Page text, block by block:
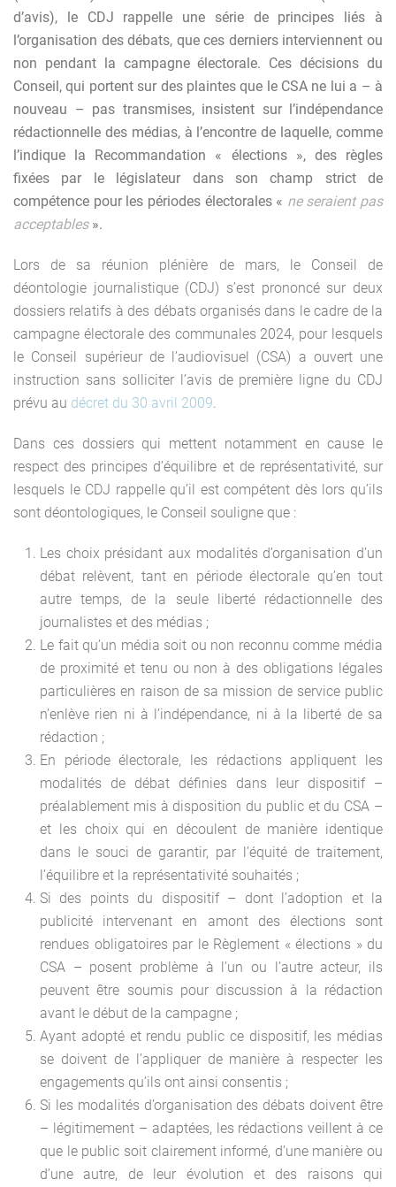
d’avis), le CDJ rappelle une série de principes liés à
l’organisation des débats, que ces derniers interviennent ou
non pendant la campagne électorale. Ces décisions du
Conseil, qui portent sur des plaintes que le CSA ne lui a – à
nouveau – pas transmises, insistent sur l’indépendance
rédactionnelle des médias, à l’encontre de laquelle, comme
l’indique la Recommandation « élections », des règles
fixées par le législateur dans son champ strict de
compétence pour les périodes électorales « ne seraient pas
acceptables».
Lors de sa réunion plénière de mars, le Conseil de
déontologie journalistique (CDJ) s’est prononcé sur deux
dossiers relatifs à des débats organisés dans le cadre de la
campagne électorale des communales 2024, pour lesquels
le Conseil supérieur de l’audiovisuel (CSA) a ouvert une
instruction sans solliciter l’avis de première ligne du CDJ
prévu au décret du 30 avril 2009
Dans ces dossiers qui mettent notamment en cause le
respect des principes d’équilibre et de représentativité, sur
lesquels le CDJ rappelle qu’il est compétent dès lors qu’ils
sont déontologiques, le Conseil souligne que :
Les choix présidant aux modalités d’organisation d’un
débat relèvent, tant en période électorale qu’en tout
autre temps, de la seule liberté rédactionnelle des
journalistes et des médias ;
Le fait qu’un média soit ou non reconnu comme média
de proximité et tenu ou non à des obligations légales
particulières en raison de sa mission de service public
n’enlève rien ni à l’indépendance, ni à la liberté de sa
rédaction ;
En période électorale, les rédactions appliquent les
modalités de débat définies dans leur dispositif –
préalablement mis à disposition du public et du CSA –
et les choix qui en découlent de manière identique
dans le souci de garantir, par l’équité de traitement,
l’équilibre et la représentativité souhaités ;
Si des points du dispositif – dont l’adoption et la
publicité intervenant en amont des élections sont
rendues obligatoires par le Règlement « élections » du
CSA – posent problème à l’un ou l’autre acteur, ils
peuvent être soumis pour discussion à la rédaction
avant le début de la campagne ;
Ayant adopté et rendu public ce dispositif, les médias
se doivent de l’appliquer de manière à respecter les
engagements qu’ils ont ainsi consentis ;
Si les modalités d’organisation des débats doivent être
– légitimement – adaptées, les rédactions veillent à ce
que le public soit clairement informé, d’une manière ou
d’une autre, de leur évolution et des raisons qui